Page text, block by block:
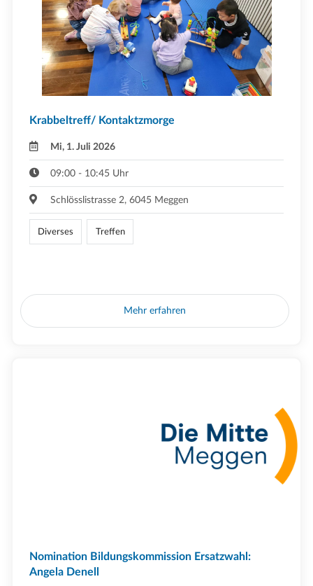
Krabbeltreff/ Kontaktzmorge
Mi, 1. Juli 2026
09:00 - 10:45 Uhr
Schlösslistrasse 2, 6045 Meggen
Diverses Treffen
Mehr erfahren
Nomination Bildungskommission Ersatzwahl:
Angela Denell